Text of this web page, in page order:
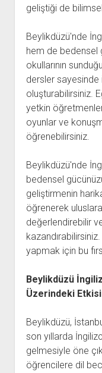
geliştiği de
Beylikdüzü'nde
hem de bedensel
okullarının
dersler sayesinde
oluşturabilirsiniz.
yetkin
oyunlar ve
öğrenebilirsiniz.
Beylikdüzü'nde
bedensel
geliştirmenin
öğrenerek
değerlendirebilir
yapmak için bu
Beylikdüzü
Üzerindeki Etkisi
Beylikdüzü,
son yıllarda
gelmesiyle öne
öğrencilere dil